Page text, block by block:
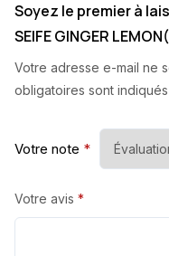
Soyez le premier à
SEIFE GINGER
Votre adresse e-mail ne
obligatoires sont
Votre note *
Votre avis *